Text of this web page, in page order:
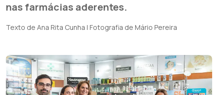
nas farmácias aderentes.
Texto de Ana Rita Cunha | Fotografia de Mário Pereira